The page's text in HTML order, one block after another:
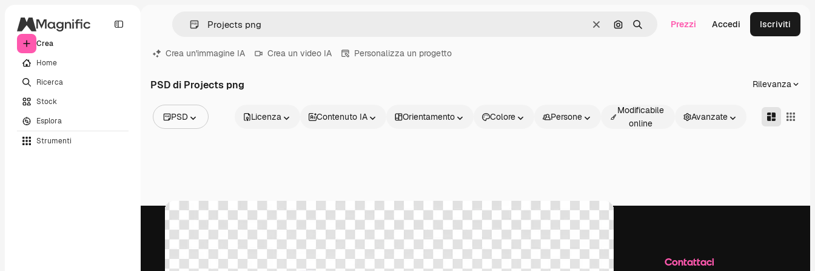
Crea
Home
Ricerca
Stock
Esplora
Strumenti
CancellaCerca per immagine
Ricerca Prezzi Accedi Iscriviti
Crea un'immagine IA Crea un video IA Personalizza un progetto
PSD di Projects png Rilevanza
PSD
Video
Icone
Modelli 3D
Font
Licenza Contenuto IA Orientamento Colore Persone
Modificabile
online
Avanzate
Prodotti Inizia Azienda Contattaci